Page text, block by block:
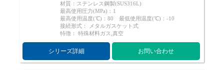
材質：ステンレス鋼製(SUS316L)
最高使用圧力(MPa)：1
最高使用温度(℃)：80 最低使用温度(℃)：-10
接続形式： メタルガスケット式
特徴： 特殊材料ガス,真空
シリーズ詳細 お問い合わせ